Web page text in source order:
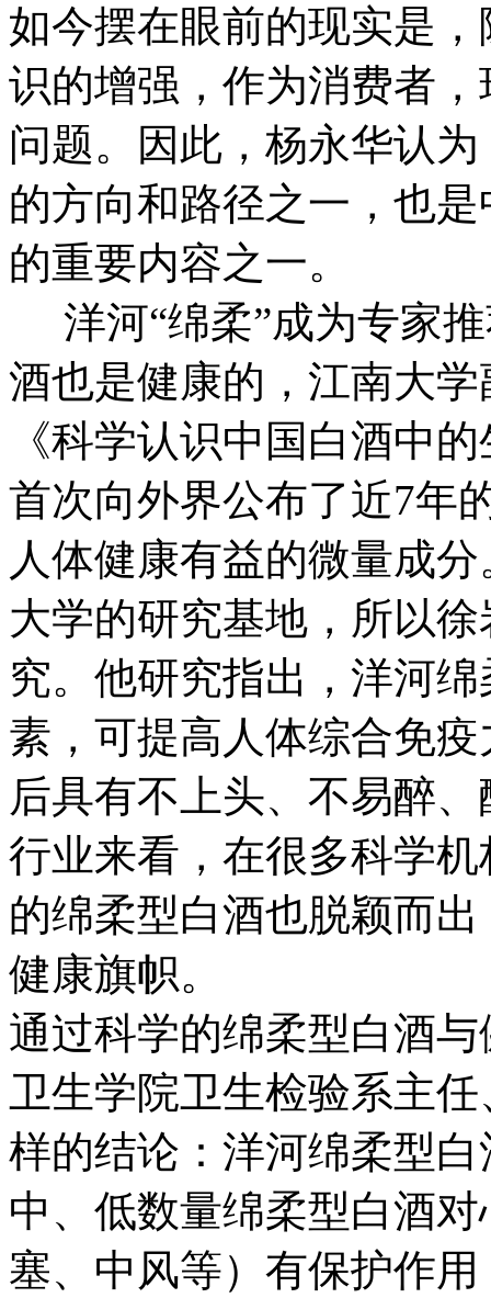
如今摆在眼前的现实是
识的增强，作为消费者
问题。因此，杨永华认
的方向和路径之一，也
的重要内容之一。
洋河“绵柔”成为专家
酒也是健康的，江南大
《科学认识中国白酒中
首次向外界公布了近7年
人体健康有益的微量成分
大学的研究基地，所以
究。他研究指出，洋河
素，可提高人体综合免
后具有不上头、不易醉
行业来看，在很多科学
的绵柔型白酒也脱颖而
健康旗帜。
通过科学的绵柔型白酒
卫生学院卫生检验系主
样的结论：洋河绵柔型
中、低数量绵柔型白酒
塞、中风等）有保护作